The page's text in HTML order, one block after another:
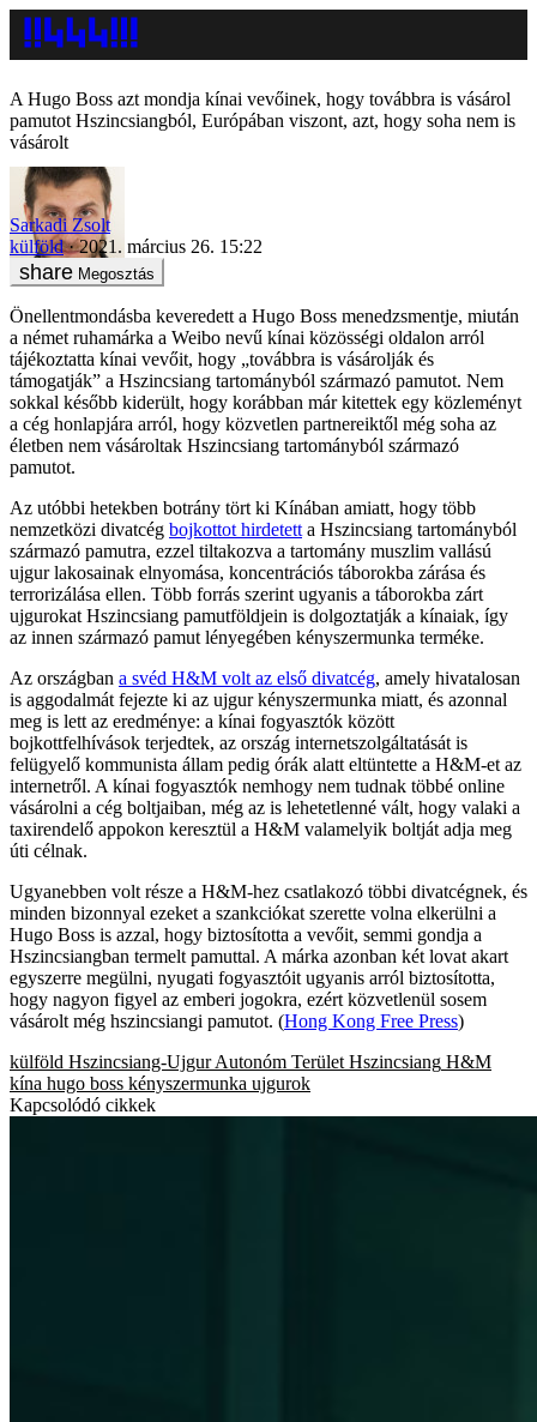
A Hugo Boss azt mondja kínai vevőinek, hogy továbbra is vásárol
pamutot Hszincsiangból, Európában viszont, azt, hogy soha nem is
vásárolt
Sarkadi Zsolt
külföld
2021. március 26. 15:22
Megosztás
Önellentmondásba keveredett a Hugo Boss menedzsmentje, miután
a német ruhamárka a Weibo nevű kínai közösségi oldalon arról
tájékoztatta kínai vevőit, hogy „továbbra is vásárolják és
támogatják” a Hszincsiang tartományból származó pamutot. Nem
sokkal később kiderült, hogy korábban már kitettek egy közleményt
a cég honlapjára arról, hogy közvetlen partnereiktől még soha az
életben nem vásároltak Hszincsiang tartományból származó
pamutot.
Az utóbbi hetekben botrány tört ki Kínában amiatt, hogy több
nemzetközi divatcég bojkottot hirdetett a Hszincsiang tartományból
származó pamutra, ezzel tiltakozva a tartomány muszlim vallású
ujgur lakosainak elnyomása, koncentrációs táborokba zárása és
terrorizálása ellen. Több forrás szerint ugyanis a táborokba zárt
ujgurokat Hszincsiang pamutföldjein is dolgoztatják a kínaiak, így
az innen származó pamut lényegében kényszermunka terméke.
Az országban a svéd H&M volt az első divatcég, amely hivatalosan
is aggodalmát fejezte ki az ujgur kényszermunka miatt, és azonnal
meg is lett az eredménye: a kínai fogyasztók között
bojkottfelhívások terjedtek, az ország internetszolgáltatását is
felügyelő kommunista állam pedig órák alatt eltüntette a H&M-et az
internetről. A kínai fogyasztók nemhogy nem tudnak többé online
vásárolni a cég boltjaiban, még az is lehetetlenné vált, hogy valaki a
taxirendelő appokon keresztül a H&M valamelyik boltját adja meg
úti célnak.
Ugyanebben volt része a H&M-hez csatlakozó többi divatcégnek, és
minden bizonnyal ezeket a szankciókat szerette volna elkerülni a
Hugo Boss is azzal, hogy biztosította a vevőit, semmi gondja a
Hszincsiangban termelt pamuttal. A márka azonban két lovat akart
egyszerre megülni, nyugati fogyasztóit ugyanis arról biztosította,
hogy nagyon figyel az emberi jogokra, ezért közvetlenül sosem
vásárolt még hszincsiangi pamutot. (Hong Kong Free Press)
külföld Hszincsiang-Ujgur Autonóm Terület Hszincsiang H&M
kína hugo boss kényszermunka ujgurok
Kapcsolódó cikkek